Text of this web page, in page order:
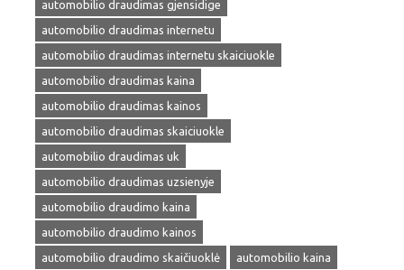
automobilio draudimas gjensidige
automobilio draudimas internetu
automobilio draudimas internetu skaiciuokle
automobilio draudimas kaina
automobilio draudimas kainos
automobilio draudimas skaiciuokle
automobilio draudimas uk
automobilio draudimas uzsienyje
automobilio draudimo kaina
automobilio draudimo kainos
automobilio draudimo skaičiuoklė
automobilio kaina